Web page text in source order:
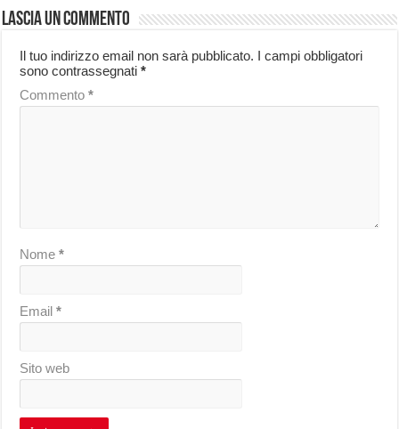
Lascia un commento
Il tuo indirizzo email non sarà pubblicato. I campi obbligatori
sono contrassegnati*
Commento*
Nome*
Email*
Sito web